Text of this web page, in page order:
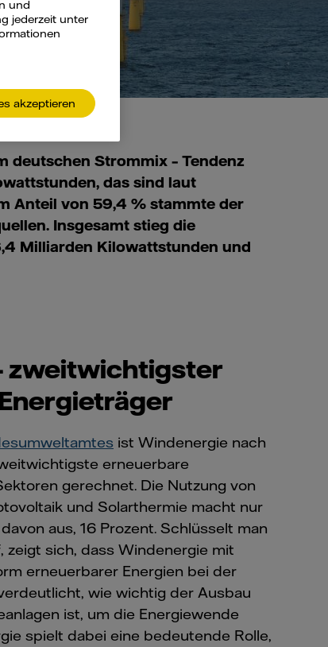
deutschen Strommix – Tendenz
das sind laut
Anteil von 59,4 % stammte der
Insgesamt stieg die
Milliarden Kilowattstunden und
zweitwichtigster
ist Windenergie nach
erneuerbare
gerechnet. Die Nutzung von
und Solarthermie macht nur
aus, 16 Prozent. Schlüsselt man
zeigt sich, dass Windenergie mit
erneuerbarer Energien bei der
wie wichtig der Ausbau
ist, um die Energiewende
spielt dabei eine bedeutende Rolle,
und
jederzeit unter
akzeptieren